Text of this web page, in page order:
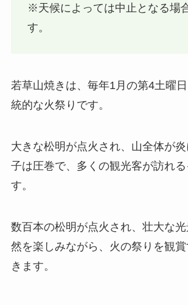
※天候によっては中止となる場
す。
若草山焼きは、毎年1月の第4土曜
統的な火祭りです。
大きな松明が点火され、山全体が
子は圧巻で、多くの観光客が訪れ
す。
数百本の松明が点火され、壮大な
然を楽しみながら、火の祭りを観
きます。